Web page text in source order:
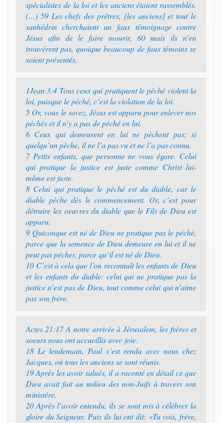
spécialistes de la loi et les anciens étaient rassemblés.
(…) 59 Les chefs des prêtres, [les anciens] et tout le
sanhédrin cherchaient un faux témoignage contre
Jésus afin de le faire mourir, 60 mais ils n’en
trouvèrent pas, quoique beaucoup de faux témoins se
soient présentés.
1Jean 3:4 Tous ceux qui pratiquent le péché violent la
loi, puisque le péché, c’est la violation de la loi.
5 Or, vous le savez, Jésus est apparu pour enlever nos
péchés et il n’y a pas de péché en lui.
6 Ceux qui demeurent en lui ne pèchent pas; si
quelqu’un pèche, il ne l’a pas vu et ne l’a pas connu.
7 Petits enfants, que personne ne vous égare. Celui
qui pratique la justice est juste comme Christ lui-
même est juste.
8 Celui qui pratique le péché est du diable, car le
diable pèche dès le commencement. Or, c’est pour
détruire les oeuvres du diable que le Fils de Dieu est
apparu.
9 Quiconque est né de Dieu ne pratique pas le péché,
parce que la semence de Dieu demeure en lui et il ne
peut pas pécher, parce qu’il est né de Dieu.
10 C’est à cela que l’on reconnaît les enfants de Dieu
et les enfants du diable: celui qui ne pratique pas la
justice n’est pas de Dieu, tout comme celui qui n’aime
pas son frère.
Actes 21:17 A notre arrivée à Jérusalem, les frères et
soeurs nous ont accueillis avec joie.
18 Le lendemain, Paul s’est rendu avec nous chez
Jacques, où tous les anciens se sont réunis.
19 Après les avoir salués, il a raconté en détail ce que
Dieu avait fait au milieu des non-Juifs à travers son
ministère.
20 Après l’avoir entendu, ils se sont mis à célébrer la
gloire du Seigneur. Puis ils lui ont dit: «Tu vois, frère,